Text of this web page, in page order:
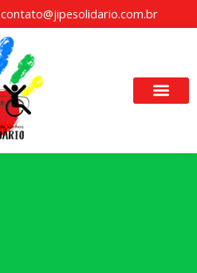
contato@jipesolidario.com.br